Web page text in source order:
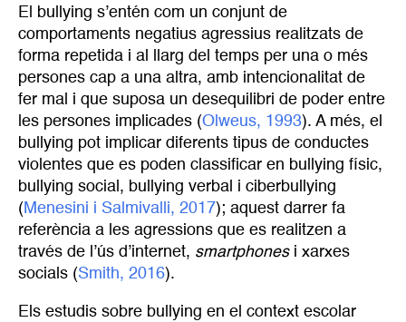
El bullying s’entén com un conjunt de
comportaments negatius agressius realitzats de
forma repetida i al llarg del temps per una o més
persones cap a una altra, amb intencionalitat de
fer mal i que suposa un desequilibri de poder entre
les persones implicades (Olweus, 1993). A més, el
bullying pot implicar diferents tipus de conductes
violentes que es poden classificar en bullying físic,
bullying social, bullying verbal i ciberbullying
( Menesini i Salmivalli, 2017); aquest darrer fa
referència a les agressions que es realitzen a
través de l’ús d’internet, smartphones i xarxes
socials (Smith, 2016).
Els estudis sobre bullying en el context escolar